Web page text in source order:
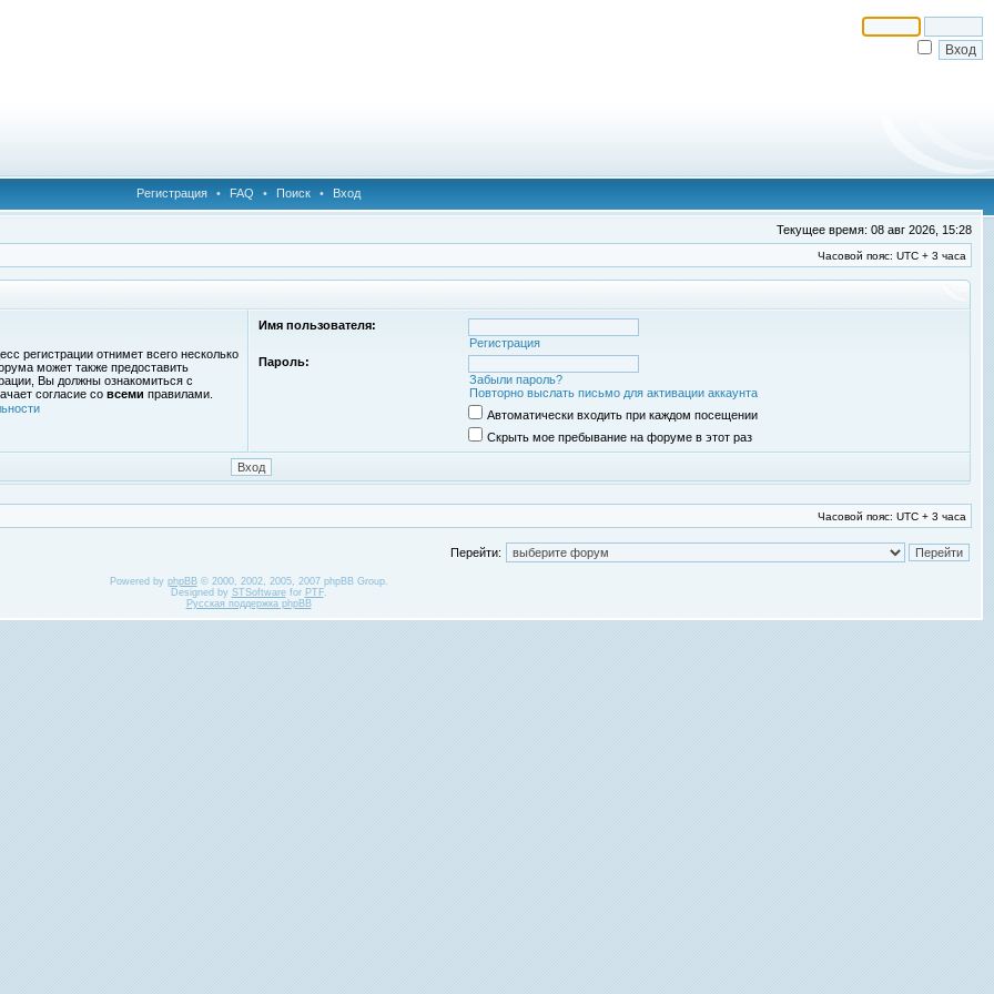
Регистрация • FAQ • Поиск • Вход
Текущее время: 08 авг 2026, 15:28
Часовой пояс: UTC + 3 часа
регистрации отнимет всего несколько
может также предоставить
Вы должны ознакомиться с
согласие со всеми правилами.
Имя пользователя:
Регистрация
Пароль:
Забыли пароль?
Повторно выслать письмо для активации аккаунта
Автоматически входить при каждом посещении
Скрыть мое пребывание на форуме в этот раз
Часовой пояс: UTC + 3 часа
Перейти:
Powered by phpBB© 2000, 2002, 2005, 2007 phpBB Group.
Designed by STSoftwarefor PTF.
Русская поддержка phpBB